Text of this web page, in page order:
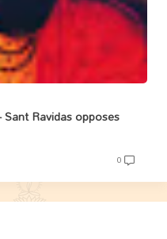
Ravidas opposes
0